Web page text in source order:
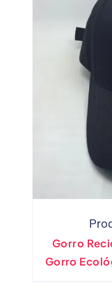
Gorro
Gorro